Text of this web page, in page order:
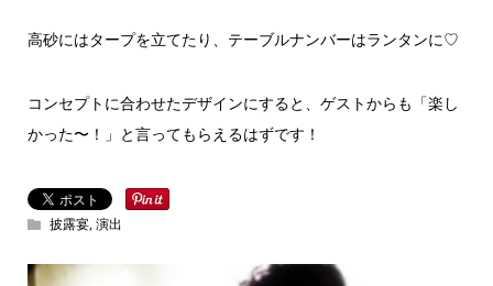
高砂にはタープを立てたり、テーブルナンバーはランタンに♡
コンセプトに合わせたデザインにすると、ゲストからも「楽し
かった〜！」と言ってもらえるはずです！
披露宴, 演出